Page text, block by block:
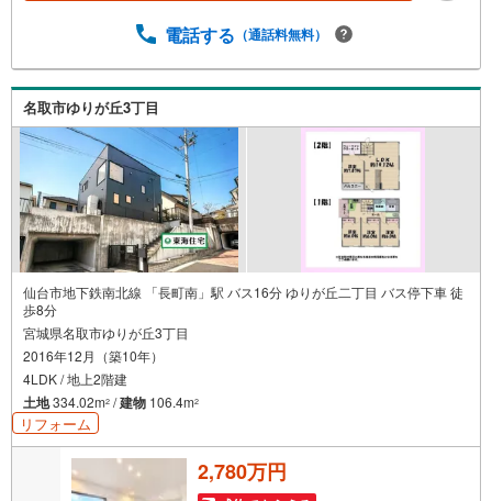
なる住宅ローンや各種税金についても、誠心誠意ご説明さ
子様連れのご家族皆様で、ぜひお越しください。営業時間:
10:00～18:00（定休日:火・水曜日 ※店舗により変動あ
り）現地のご案内も可能ですので、どうぞお気軽にお問い
合わせください！
電話する （通話料無料）
名取市ゆりが丘3丁目
仙台市地下鉄南北線 「長町南」駅 バス16分 ゆりが丘二丁目 バス停下車 徒
歩8分
宮城県名取市ゆりが丘3丁目
2016年12月（築10年）
4LDK / 地上2階建
土地334.02m2 /建物 106.4m2
リフォーム
2,780万円